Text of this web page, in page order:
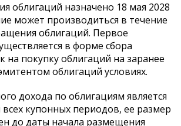
облигаций назначено 18 мая 2028
может производиться в течение
облигаций. Первое
в форме сбора
на покупку облигаций на заранее
облигаций условиях.
дохода по облигациям является
всех купонных периодов, ее размер
до даты начала размещения